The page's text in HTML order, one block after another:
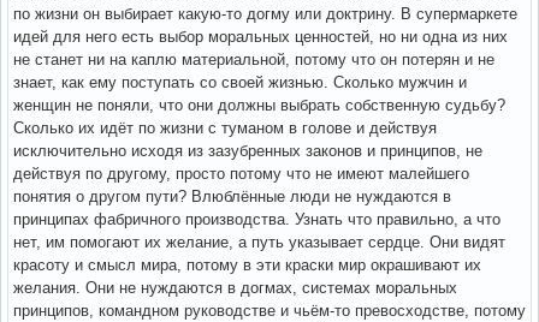
по жизни он выбирает какую-то догму или доктрину. В супермаркете
идей для него есть выбор моральных ценностей, но ни одна из них
не станет ни на каплю материальной, потому что он потерян и не
знает, как ему поступать со своей жизнью. Сколько мужчин и
женщин не поняли, что они должны выбрать собственную судьбу?
Сколько их идёт по жизни с туманом в голове и действуя
исключительно исходя из зазубренных законов и принципов, не
действуя по другому, просто потому что не имеют малейшего
понятия о другом пути? Влюблённые люди не нуждаются в
принципах фабричного производства. Узнать что правильно, а что
нет, им помогают их желание, а путь указывает сердце. Они видят
красоту и смысл мира, потому в эти краски мир окрашивают их
желания. Они не нуждаются в догмах, системах моральных
принципов, командном руководстве и чьём-то превосходстве, потому